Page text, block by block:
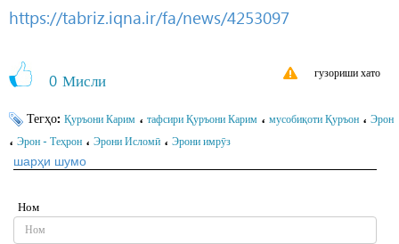
https://tabriz.iqna.ir/fa/news/4253097
0 Мисли гузориши хато
Тегҳо: Қуръони Карим ، тафсири Қуръони Карим ، мусобиқоти Қуръон ، Эрон
، Эрон - Теҳрон ، Эрони Исломӣ ، Эрони имрӯз
шарҳи шумо
Ном